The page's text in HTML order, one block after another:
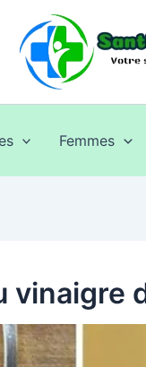
Femmes
vinaigre